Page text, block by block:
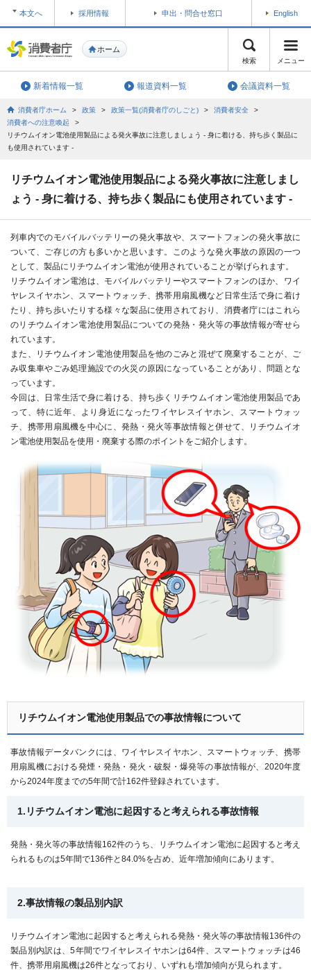
ホーム
本文へ 採用情報 申出・問合せ窓口 English
メニュー
検索
新着情報一覧 報道資料一覧 会議資料一覧
消費者庁ホーム > 政策 > 政策一覧(消費者庁のしごと) > 消費者安全
>
消費者への注意喚起
>
リチウムイオン電池使用製品による発火事故に注意しましょう - 身に着ける、持ち歩く製品に
も使用されています -
リチウムイオン電池使用製品による発火事故に注意しまし
ょう - 身に着ける、持ち歩く製品にも使用されています -
列車内でのモバイルバッテリーの発火事故や、スマートフォンの発火事故に
ついて、ご存じの方も多いかと思います。このような発火事故の原因の一つ
として、製品にリチウムイオン電池が使用されていることが挙げられます。
リチウムイオン電池は、モバイルバッテリーやスマートフォンのほか、ワイ
ヤレスイヤホン、スマートウォッチ、携帯用扇風機など日常生活で身に着け
たり、持ち歩いたりする様々な製品に使用されており、消費者庁にはこれら
のリチウムイオン電池使用製品についての発熱・発火等の事故情報が寄せら
れています。
また、リチウムイオン電池使用製品を他のごみと混ぜて廃棄することが、ご
み収集車やごみ処理施設での火災の原因になっていることがあり、問題とな
っています。
今回は、日常生活で身に着ける、持ち歩くリチウムイオン電池使用製品であ
って、特に近年、より身近になったワイヤレスイヤホン、スマートウォッ
チ、携帯用扇風機を中心に、発熱・発火等事故情報と併せて、リチウムイオ
ン電池使用製品を使用・廃棄する際のポイントをご紹介します。
リチウムイオン電池使用製品での事故情報について
事故情報データバンクには、ワイヤレスイヤホン、スマートウォッチ、携帯
用扇風機における発煙・発熱・発火・破裂・爆発等の事故情報が、2020年度
から2024年度までの5年間で計162件登録されています。
1.リチウムイオン電池に起因すると考えられる事故情報
発熱・発火等の事故情報162件のうち、リチウムイオン電池に起因すると考え
られるものは5年間で136件と84.0%を占め、近年増加傾向にあります。
2.事故情報の製品別内訳
リチウムイオン電池に起因すると考えられる発熱・発火等の事故情報136件の
製品別内訳は、5年間でワイヤレスイヤホンは64件、スマートウォッチは46
件、携帯用扇風機は26件となっており、いずれも増加傾向が見られます。